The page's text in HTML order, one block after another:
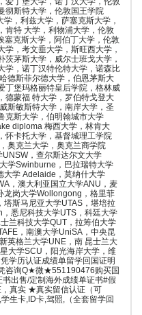
彻斯特大学，伦敦国王学院
，利兹大学，萨塞克斯大学，
肯特 大学，利物浦大学，伦敦
塞克斯大学，阿伯丁大学，伦敦
，考文垂大学，斯旺西大学，
茅斯大学，威尔士班戈大学，
学，诺丁汉特伦特大学，诺森比
德斯菲尔德大学，伯恩茅斯大
丁堡玛格丽特皇后学院，格林威
德蒙福 特大学，罗伯特戈登大
斯敏斯特大学，南岸大学，圣
克斯大学，伯明翰城市大学
diploma 梅西大学，林肯大
怀卡托大学，基督城理工学院
奥克兰大学，奥克兰商学院
，查尔斯达尔文大学
学Swinburne，巴拉瑞特大学
大学 Adelaide，莫纳什大学
，澳大利亚国立大学ANU，麦
龙岗大学Wollongong，格里菲
斯马尼亚大学UTAS，堪培拉
悉尼科技大学UTS，科廷大学
兰科技大学QUT，拉筹伯大学
，南澳大学UniSA，中央昆
英格兰大学UNE，南 昆士兰大
大学SCU，阳光海岸大学，维
学历认证成绩单留学回国证明
咨询Q★微★551190476购买国
出售/定制海外成绩单证书#假
真实 ★真实留信认证（可
生卡,ID卡,驾照,（全套留学回